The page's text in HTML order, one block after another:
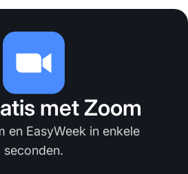
met Zoom
en EasyWeek in enkele
seconden.